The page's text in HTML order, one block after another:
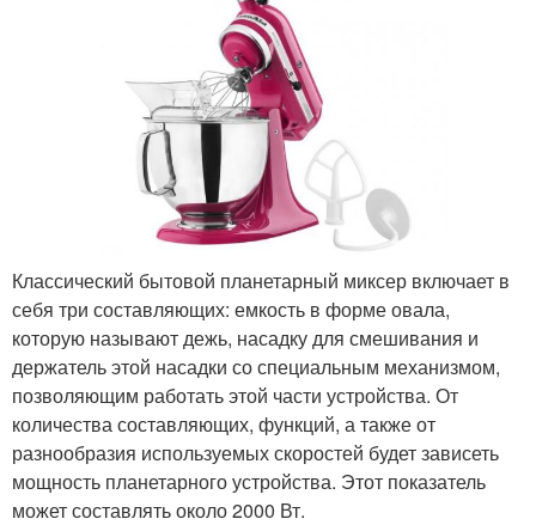
Классический бытовой планетарный миксер включает в
себя три составляющих: емкость в форме овала,
которую называют дежь, насадку для смешивания и
держатель этой насадки со специальным механизмом,
позволяющим работать этой части устройства. От
количества составляющих, функций, а также от
разнообразия используемых скоростей будет зависеть
мощность планетарного устройства. Этот показатель
может составлять около 2000 Вт.